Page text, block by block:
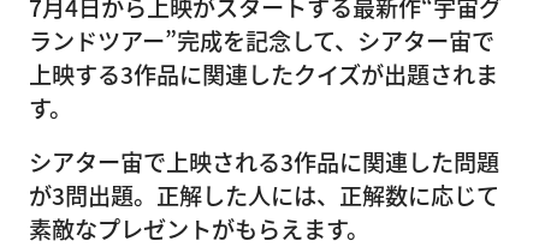
7月4日から上映がスタートする最新作“宇宙グ
ランドツアー”完成を記念して、シアター宙で
上映する3作品に関連したクイズが出題されま
す。
シアター宙で上映される3作品に関連した問題
が3問出題。正解した人には、正解数に応じて
素敵なプレゼントがもらえます。